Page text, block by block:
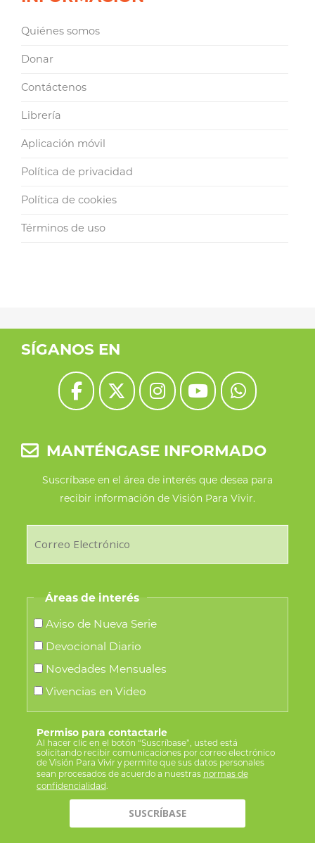
Quiénes somos
Donar
Contáctenos
Librería
Aplicación móvil
Política de privacidad
Política de cookies
Términos de uso
SÍGANOS EN
MANTÉNGASE INFORMADO
Suscríbase en el área de interés que desea para
recibir información de Visión Para Vivir.
Áreas de interés
Aviso de Nueva Serie
Devocional Diario
Novedades Mensuales
Vivencias en Video
Permiso para contactarle
Al hacer clic en el botón “Suscríbase”, usted está
solicitando recibir comunicaciones por correo electrónico
de Visión Para Vivir y permite que sus datos personales
sean procesados de acuerdo a nuestras normas de
confidencialidad.